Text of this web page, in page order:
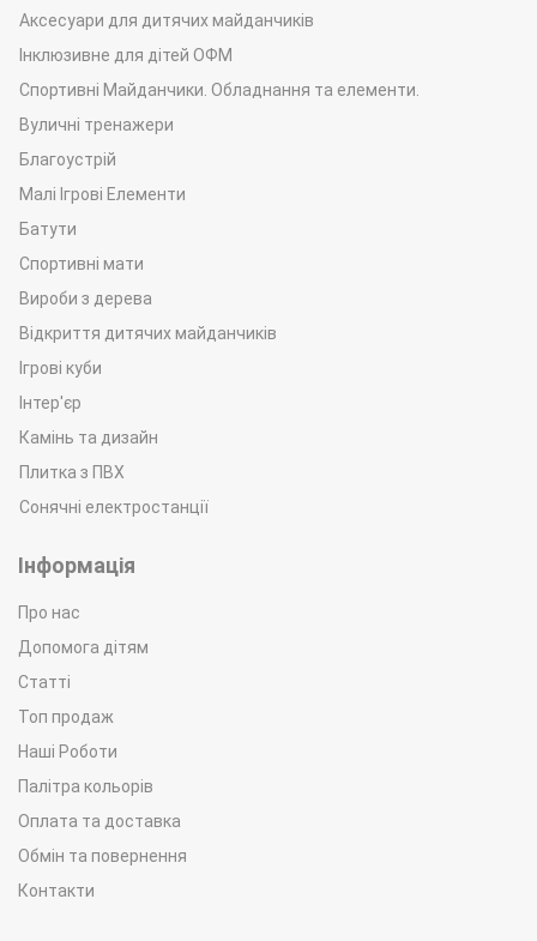
Аксесуари для дитячих майданчиків
Інклюзивне для дітей ОФМ
Спортивні Майданчики. Обладнання та елементи.
Вуличні тренажери
Благоустрій
Малі Ігрові Елементи
Батути
Спортивні мати
Вироби з дерева
Відкриття дитячих майданчиків
Ігрові куби
Інтер'єр
Камінь та дизайн
Плитка з ПВХ
Сонячні електростанції
Інформація
Про нас
Допомога дітям
Статті
Топ продаж
Наші Роботи
Палітра кольорів
Оплата та доставка
Обмін та повернення
Контакти